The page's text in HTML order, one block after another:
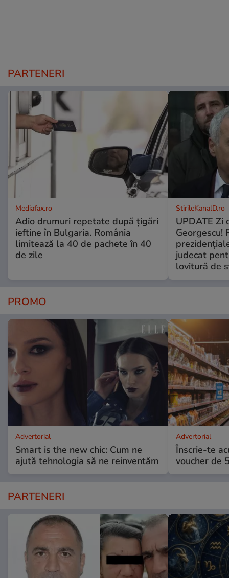
PARTENERI
Mediafax.ro
Adio drumuri repetate după țigări
ieftine în Bulgaria. România
limitează la 40 de pachete în 40
de zile
StirileKanalD.ro
UPDATE Zi
Georgescu!
judecat
lovitură de
PROMO
Advertorial
Smart is the new chic: Cum ne
ajută tehnologia să ne reinventăm
Advertorial
Înscrie-te
voucher de
PARTENERI